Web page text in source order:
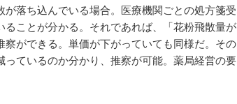
落ち込んでいる場合。医療機関ごとの処方箋受
ことが分かる。それであれば、「花粉飛散量が
ができる。単価が下がっていても同様だ。その
ているのか分かり、推察が可能。薬局経営の要